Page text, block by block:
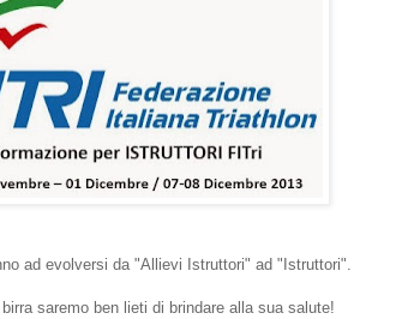
ad evolversi da "Allievi Istruttori" ad "Istruttori".
saremo ben lieti di brindare alla sua salute!